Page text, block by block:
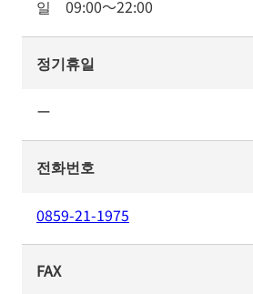
일 09:00～22:00
정기휴일
ー
전화번호
0859-21-1975
FAX